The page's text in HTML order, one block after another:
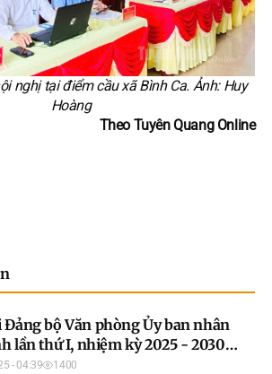
nghị tại điểm cầu xã Bình Ca. Ảnh: Huy
Hoàng
Theo Tuyên Quang Online
bộ Văn phòng Ủy ban nhân
lần thứ I, nhiệm kỳ 2025 - 2030
tốt đẹp
- 04:39 1400